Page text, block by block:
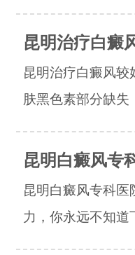
昆明治疗白癜
昆明治疗白癜风
肤黑色素部分缺失
昆明白癜风专
昆明白癜风专科
力，你永远不知